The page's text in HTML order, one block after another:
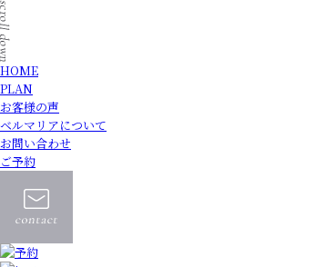
HOME
PLAN
お客様の声
ベルマリアについて
お問い合わせ
ご予約